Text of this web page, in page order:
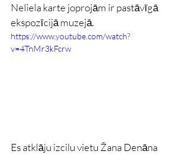
Neliela karte joprojām ir pastāvīgā
ekspozīcijā muzejā.
https://www.youtube.com/watch?
v=4TnMr3kFcrw
Es atklāju izcilu vietu Žana Denāna